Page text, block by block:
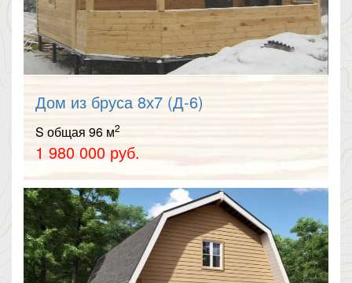
Дом из бруса 8х7 (Д-6)
S общая 96 м2
1 980 000 руб.